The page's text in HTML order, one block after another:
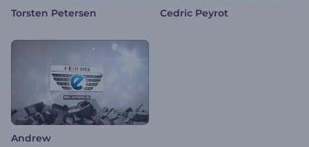
Torsten Petersen Cedric Peyrot
Andrew